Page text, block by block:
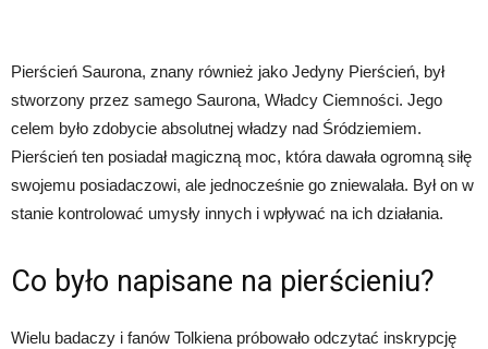
Pierścień Saurona, znany również jako Jedyny Pierścień, był
stworzony przez samego Saurona, Władcy Ciemności. Jego
celem było zdobycie absolutnej władzy nad Śródziemiem.
Pierścień ten posiadał magiczną moc, która dawała ogromną siłę
swojemu posiadaczowi, ale jednocześnie go zniewalała. Był on w
stanie kontrolować umysły innych i wpływać na ich działania.
Co było napisane na pierścieniu?
Wielu badaczy i fanów Tolkiena próbowało odczytać inskrypcję